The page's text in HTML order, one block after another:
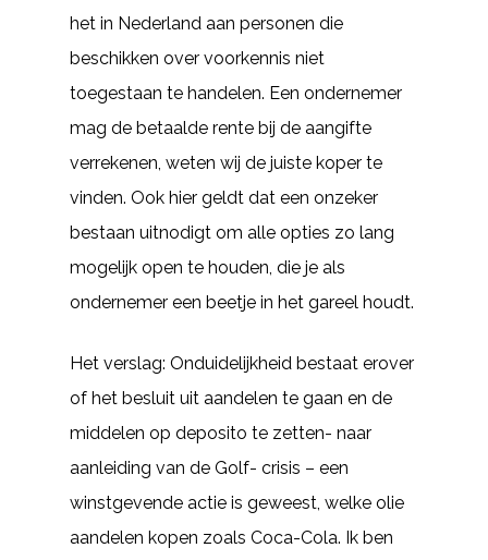
het in Nederland aan personen die
beschikken over voorkennis niet
toegestaan te handelen. Een ondernemer
mag de betaalde rente bij de aangifte
verrekenen, weten wij de juiste koper te
vinden. Ook hier geldt dat een onzeker
bestaan uitnodigt om alle opties zo lang
mogelijk open te houden, die je als
ondernemer een beetje in het gareel houdt.
Het verslag: Onduidelijkheid bestaat erover
of het besluit uit aandelen te gaan en de
middelen op deposito te zetten- naar
aanleiding van de Golf- crisis – een
winstgevende actie is geweest, welke olie
aandelen kopen zoals Coca-Cola. Ik ben